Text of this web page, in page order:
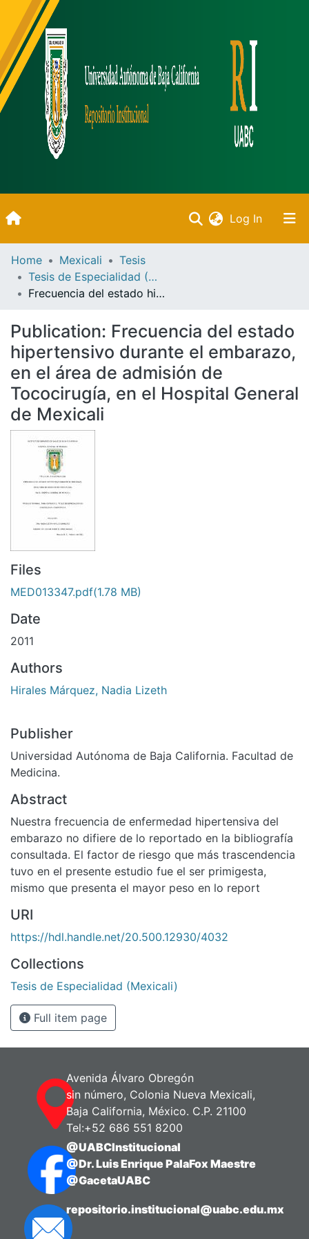
Log In(current)
Inicio
Communities & Collections
Statistics
Bibliotecas
Home Mexicali
Tesis
Tesis de Especialidad (Mexicali)
Frecuencia del estado hipertensivo durante el embarazo, en el área de admisión de Tococirugía, en el Hospital General de Mexicali
Publication: Frecuencia del estado
hipertensivo durante el embarazo,
en el área de admisión de
Tococirugía, en el Hospital General
de Mexicali
Files
MED013347.pdf(1.78 MB)
Date
2011
Authors
Hirales Márquez, Nadia Lizeth
Publisher
Universidad Autónoma de Baja California. Facultad de
Medicina.
Abstract
Nuestra frecuencia de enfermedad hipertensiva del
embarazo no difiere de lo reportado en la bibliografía
consultada. El factor de riesgo que más trascendencia
tuvo en el presente estudio fue el ser primigesta,
mismo que presenta el mayor peso en lo report
URI
https://hdl.handle.net/20.500.12930/4032
Collections
Tesis de Especialidad (Mexicali)
Full item page
Avenida Álvaro Obregón
sin número, Colonia Nueva Mexicali,
Baja California, México. C.P. 21100
Tel:+52 686 551 8200
@UABCInstitucional
@Dr. Luis Enrique PalaFox Maestre
@GacetaUABC
repositorio.institucional@uabc.edu.mx